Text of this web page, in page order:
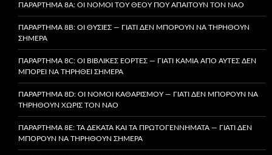
ΠΑΡΆΡΤΗΜΑ 8A: ΟΙ ΝΌΜΟΙ ΤΟΥ ΘΕΟΎ ΠΟΥ ΑΠΑΙΤΟΎΝ ΤΟΝ ΝΑΌ
ΠΑΡΆΡΤΗΜΑ 8B: ΟΙ ΘΥΣΊΕΣ — ΓΙΑΤΊ ΔΕΝ ΜΠΟΡΟΎΝ ΝΑ ΤΗΡΗΘΟΎΝ
ΣΉΜΕΡΑ
ΠΑΡΆΡΤΗΜΑ 8C: ΟΙ ΒΙΒΛΙΚΈΣ ΕΟΡΤΈΣ — ΓΙΑΤΊ ΚΑΜΊΑ ΑΠΌ ΑΥΤΈΣ ΔΕΝ
ΜΠΟΡΕΊ ΝΑ ΤΗΡΗΘΕΊ ΣΉΜΕΡΑ
ΠΑΡΆΡΤΗΜΑ 8D: ΟΙ ΝΌΜΟΙ ΚΑΘΑΡΙΣΜΟΎ — ΓΙΑΤΊ ΔΕΝ ΜΠΟΡΟΎΝ ΝΑ
ΤΗΡΗΘΟΎΝ ΧΩΡΊΣ ΤΟΝ ΝΑΌ
ΠΑΡΆΡΤΗΜΑ 8E: ΤΑ ΔΈΚΑΤΑ ΚΑΙ ΤΑ ΠΡΩΤΟΓΕΝΝΉΜΑΤΑ — ΓΙΑΤΊ ΔΕΝ
ΜΠΟΡΟΎΝ ΝΑ ΤΗΡΗΘΟΎΝ ΣΉΜΕΡΑ